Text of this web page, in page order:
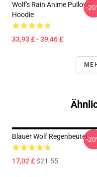
Wolf's Rain Anime Pullover
Hoodie
33,93 £ - 39,46 £
-
Blauer Wolf Regenbeutel
17,02 £$21.55
-